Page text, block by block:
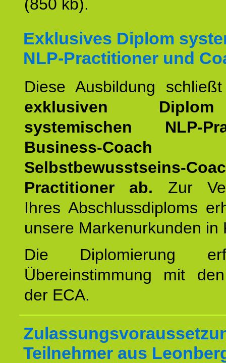
(850 kb).
Exklusives Diplom
NLP-Practitioner und
Diese Ausbildung
exklusiven
systemischen NLP-
Business-Coach
Selbstbewusstseins-
Practitioner ab. Zur
Ihres Abschlussdiploms
unsere Markenurkunden in
Die Diplomierung
Übereinstimmung mit
der ECA.
Teilnehmer aus